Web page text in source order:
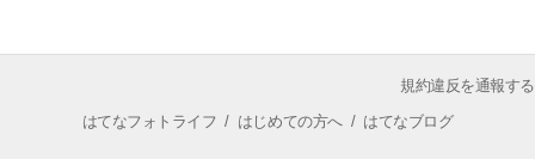
規約違反を通報する
はてなフォトライフ / はじめての方へ/ はてなブログ